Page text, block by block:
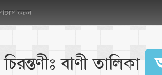
করুন
বাণী তালিকা